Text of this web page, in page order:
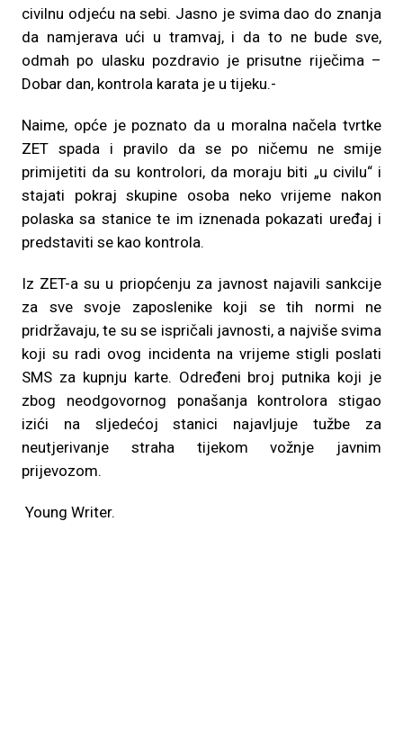
civilnu odjeću na sebi. Jasno je svima dao do znanja
da namjerava ući u tramvaj, i da to ne bude sve,
odmah po ulasku pozdravio je prisutne riječima –
Dobar dan, kontrola karata je u tijeku.-
Naime, opće je poznato da u moralna načela tvrtke
ZET spada i pravilo da se po ničemu ne smije
primijetiti da su kontrolori, da moraju biti „u civilu“ i
stajati pokraj skupine osoba neko vrijeme nakon
polaska sa stanice te im iznenada pokazati uređaj i
predstaviti se kao kontrola.
Iz ZET-a su u priopćenju za javnost najavili sankcije
za sve svoje zaposlenike koji se tih normi ne
pridržavaju, te su se ispričali javnosti, a najviše svima
koji su radi ovog incidenta na vrijeme stigli poslati
SMS za kupnju karte. Određeni broj putnika koji je
zbog neodgovornog ponašanja kontrolora stigao
izići na sljedećoj stanici najavljuje tužbe za
neutjerivanje straha tijekom vožnje javnim
prijevozom.
Young Writer.